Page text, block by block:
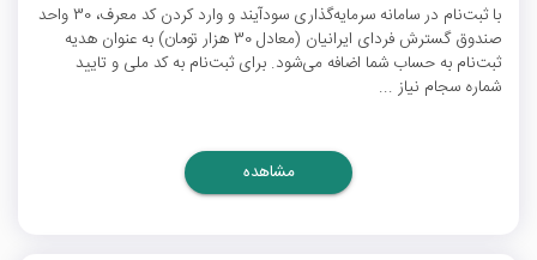
با ثبت‌نام در سامانه سرمایه‌گذاری سودآیند و وارد کردن کد معرف، 30 واحد
صندوق گسترش فردای ایرانیان (معادل 30 هزار تومان) به عنوان هدیه
ثبت‌نام به حساب شما اضافه می‌شود. برای ثبت‌نام به کد ملی و تایید
شماره سجام نیاز ...
مشاهده